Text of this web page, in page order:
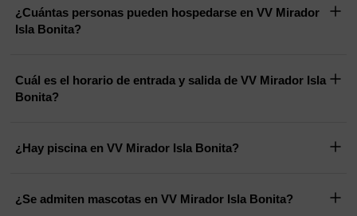
¿Cuántas personas pueden hospedarse en VV Mirador
Isla Bonita?
Cuál es el horario de entrada y salida de VV Mirador Isla
Bonita?
¿Hay piscina en VV Mirador Isla Bonita?
¿Se admiten mascotas en VV Mirador Isla Bonita?